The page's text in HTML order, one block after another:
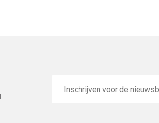
mailadres